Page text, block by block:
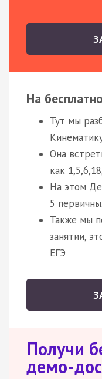
На
Тут мы
Она
как
На этом
5
Также мы
занятии,
ЕГЭ
Получи
демо-